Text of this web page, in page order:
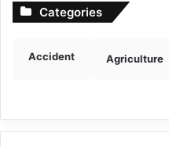
Categories
Accident Agriculture